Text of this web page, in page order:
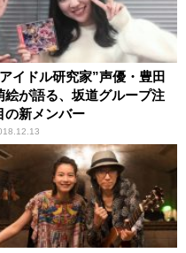
イドル研究家”声優・豊田
絵が語る、坂道グループ注
の新メンバー